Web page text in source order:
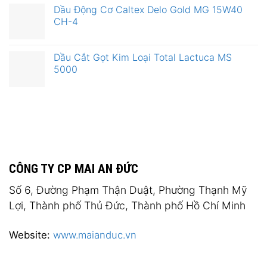
Dầu Động Cơ Caltex Delo Gold MG 15W40
CH-4
Dầu Cắt Gọt Kim Loại Total Lactuca MS
5000
CÔNG TY CP MAI AN ĐỨC
Số 6, Đường Phạm Thận Duật, Phường Thạnh Mỹ
Lợi, Thành phố Thủ Đức, Thành phố Hồ Chí Minh
Website: www.maianduc.vn